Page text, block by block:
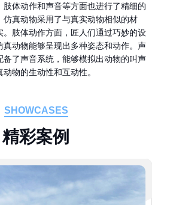
体动作和声音等方面也进行了精细的
仿真动物采用了与真实动物相似的材
。肢体动作方面，匠人们通过巧妙的设
真动物能够呈现出多种姿态和动作。声
备了声音系统，能够模拟出动物的叫声
物的生动性和互动性。
SHOWCASES
精彩案例